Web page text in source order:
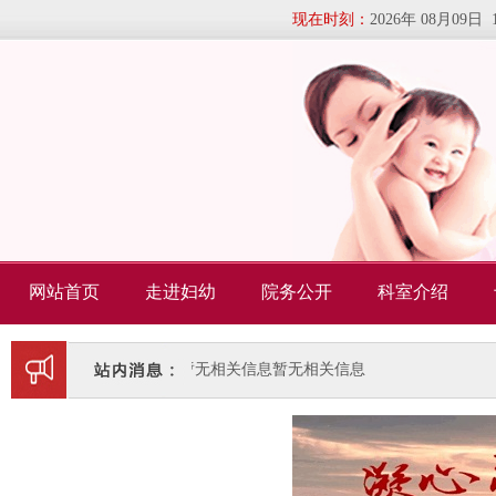
现在时刻： 2026年 08月09日
网站首页 走进妇幼 院务公开 科室介绍
暂无相关信息暂无相关信息